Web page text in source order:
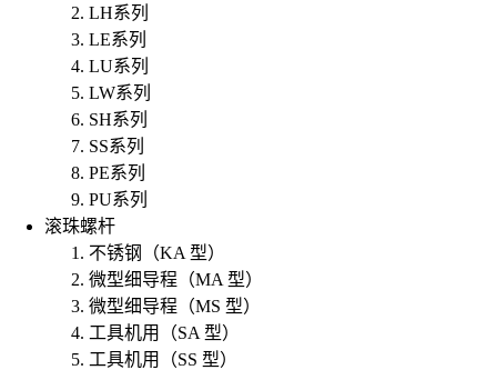
LH系列
LE系列
LU系列
LW系列
SH系列
SS系列
PE系列
PU系列
滚珠螺杆
不锈钢（KA 型）
微型细导程（MA 型）
微型细导程（MS 型）
工具机用（SA 型）
工具机用（SS 型）